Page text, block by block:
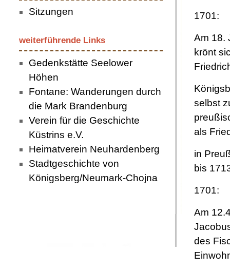
Sitzungen
weiterführende Links
Gedenkstätte Seelower
Höhen
Fontane: Wanderungen durch
die Mark Brandenburg
Verein für die Geschichte
Küstrins e.V.
Heimatverein Neuhardenberg
Stadtgeschichte von
Königsberg/Neumark-Chojna
1701:
Am 18.
krönt
selbst
als
in
bis
1701:
Am
des